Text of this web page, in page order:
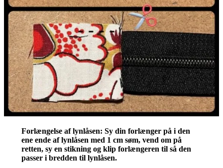
Forlængelse af lynlåsen: Sy din forlænger på i den
ene ende af lynlåsen med 1 cm søm, vend om på
retten, sy en stikning og klip forlængeren til så den
passer i bredden til lynlåsen.